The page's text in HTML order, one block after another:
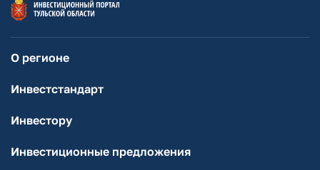
О регионе
Инвестстандарт
Инвестору
Инвестиционные предложения